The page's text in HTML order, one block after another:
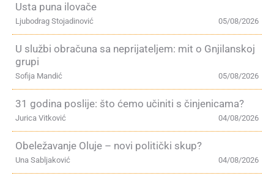
Usta puna ilovače
05/08/2026
Ljubodrag Stojadinović
U službi obračuna sa neprijateljem: mit o Gnjilanskoj
grupi
05/08/2026
Sofija Mandić
31 godina poslije: što ćemo učiniti s činjenicama?
04/08/2026
Jurica Vitković
Obeležavanje Oluje – novi politički skup?
04/08/2026
Una Sabljaković